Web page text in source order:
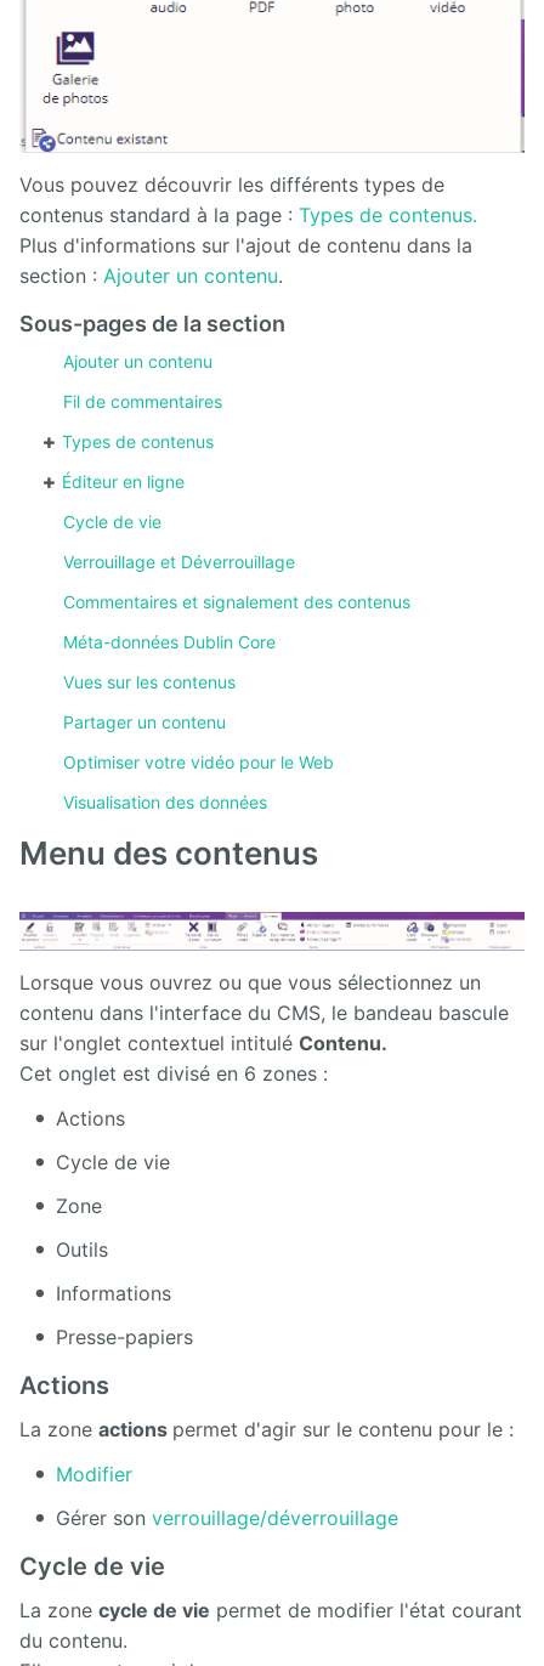
Vous pouvez découvrir les différents types de
contenus standard à la page : Types de contenus.
Plus d'informations sur l'ajout de contenu dans la
section : Ajouter un contenu.
Sous-pages de la section
Ajouter un contenu
Fil de commentaires
Types de contenus
Éditeur en ligne
Cycle de vie
Verrouillage et Déverrouillage
Commentaires et signalement des contenus
Méta-données Dublin Core
Vues sur les contenus
Partager un contenu
Optimiser votre vidéo pour le Web
Visualisation des données
Menu des contenus
Lorsque vous ouvrez ou que vous sélectionnez un
contenu dans l'interface du CMS, le bandeau bascule
sur l'onglet contextuel intitulé Contenu.
Cet onglet est divisé en 6 zones :
Actions
Cycle de vie
Zone
Outils
Informations
Presse-papiers
Actions
La zone actions permet d'agir sur le contenu pour le :
Modifier
Gérer son verrouillage/déverrouillage
Cycle de vie
La zone cycle de vie permet de modifier l'état courant
du contenu.